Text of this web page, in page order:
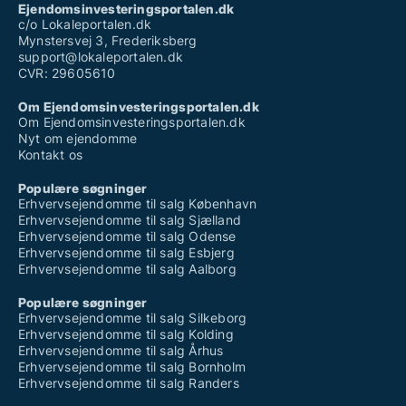
Ejendomsinvesteringsportalen.dk
c/o Lokaleportalen.dk
Mynstersvej 3, Frederiksberg
support@lokaleportalen.dk
CVR: 29605610
Om Ejendomsinvesteringsportalen.dk
Om Ejendomsinvesteringsportalen.dk
Nyt om ejendomme
Kontakt os
Populære søgninger
Erhvervsejendomme til salg København
Erhvervsejendomme til salg Sjælland
Erhvervsejendomme til salg Odense
Erhvervsejendomme til salg Esbjerg
Erhvervsejendomme til salg Aalborg
Populære søgninger
Erhvervsejendomme til salg Silkeborg
Erhvervsejendomme til salg Kolding
Erhvervsejendomme til salg Århus
Erhvervsejendomme til salg Bornholm
Erhvervsejendomme til salg Randers